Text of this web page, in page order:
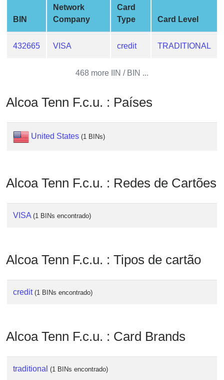
Card
Checker
Service
My
IP
Address
IP
BIN
Checker
BIN
Network
Company
Card
Type
Card Level
432665 VISA credit TRADITIONAL
468 more IIN / BIN ...
Alcoa Tenn F.c.u. : Países
United States (1 BINs)
Alcoa Tenn F.c.u. : Redes de Cartões
VISA (1 BINs encontrado)
Alcoa Tenn F.c.u. : Tipos de cartão
credit (1 BINs encontrado)
Alcoa Tenn F.c.u. : Card Brands
traditional (1 BINs encontrado)